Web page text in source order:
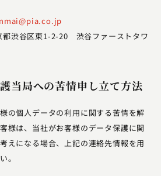
渋谷区東1-2-20 渋谷ファーストタワ
当局への苦情申し立て方法
の個人データの利用に関する苦情を解
様は、当社がお客様のデータ保護に関
えになる場合、上記の連絡先情報を用
。